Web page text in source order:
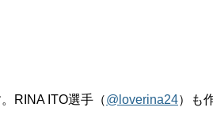
RINA ITO選手（@loverina24）も